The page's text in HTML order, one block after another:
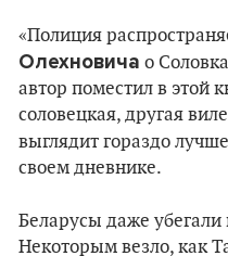
«Полиция
Олехновича о
автор поместил в этой
соловецкая, другая
выглядит гораздо
своем дневнике.
Беларусы даже
Некоторым везло, как